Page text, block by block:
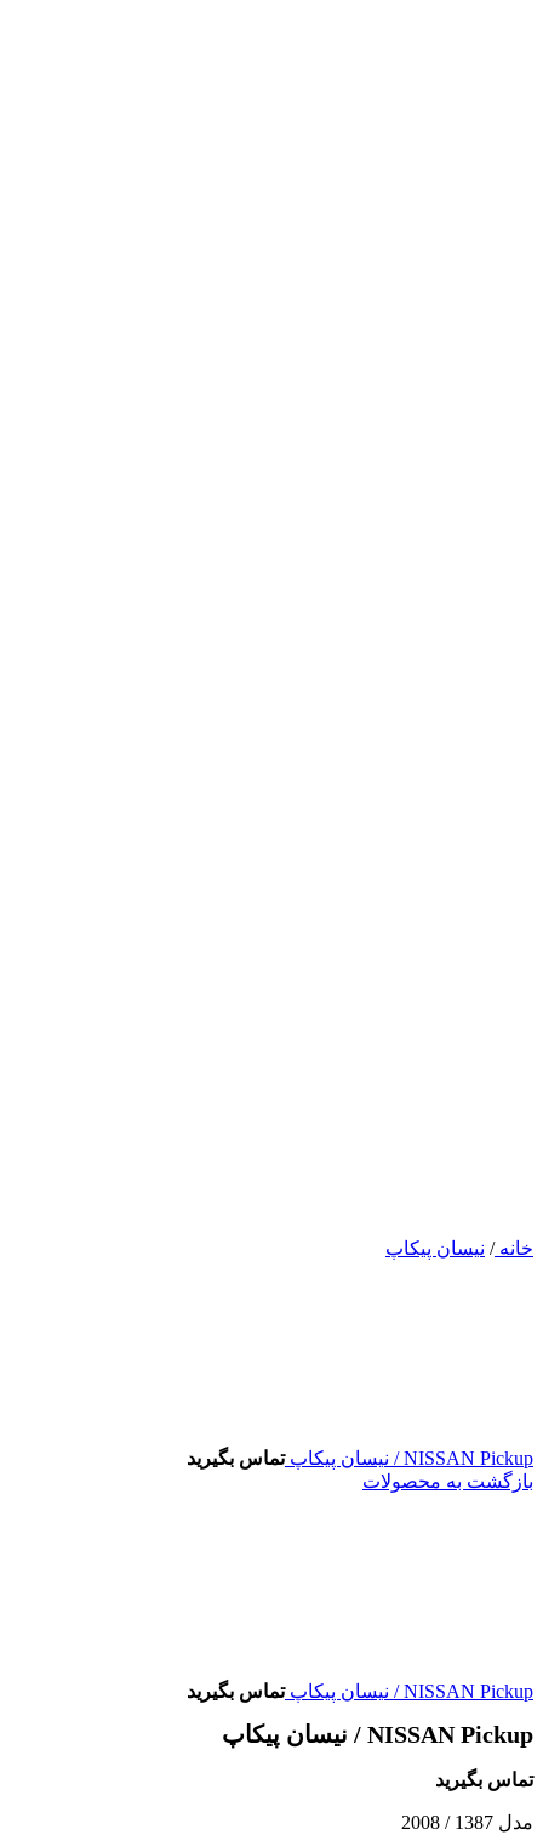
خانه/ نیسان پیکاپ
NISSAN Pickup / نیسان پیکاپ
تماس بگیرید
بازگشت به محصولات
NISSAN Pickup / نیسان پیکاپ تماس بگیرید
NISSAN Pickup / نیسان پیکاپ
تماس بگیرید
مدل 1387 / 2008